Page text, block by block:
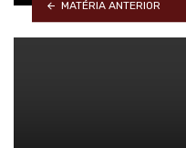
MATÉRIA ANTERIOR